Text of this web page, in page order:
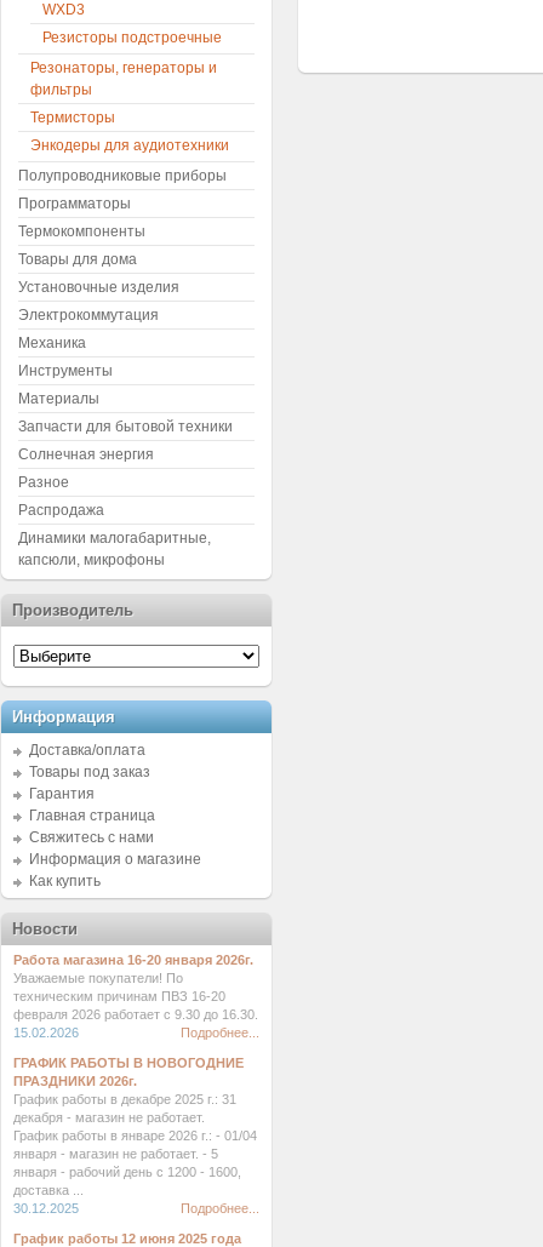
WXD3
Резисторы подстроечные
Резонаторы, генераторы и
фильтры
Термисторы
Энкодеры для аудиотехники
Полупроводниковые приборы
Программаторы
Термокомпоненты
Товары для дома
Установочные изделия
Электрокоммутация
Механика
Инструменты
Материалы
Запчасти для бытовой техники
Солнечная энергия
Разное
Распродажа
Динамики малогабаритные,
капсюли, микрофоны
Производитель
Информация
Доставка/оплата
Товары под заказ
Гарантия
Главная страница
Свяжитесь с нами
Информация о магазине
Как купить
Новости
Работа магазина 16-20 января 2026г.
Уважаемые покупатели! По
техническим причинам ПВЗ 16-20
февраля 2026 работает с 9.30 до 16.30.
15.02.2026
Подробнее...
ГРАФИК РАБОТЫ В НОВОГОДНИЕ
ПРАЗДНИКИ 2026г.
График работы в декабре 2025 г.: 31
декабря - магазин не работает.
График работы в январе 2026 г.: - 01/04
января - магазин не работает. - 5
января - рабочий день с 1200 - 1600,
доставка ...
30.12.2025
Подробнее...
График работы 12 июня 2025 года